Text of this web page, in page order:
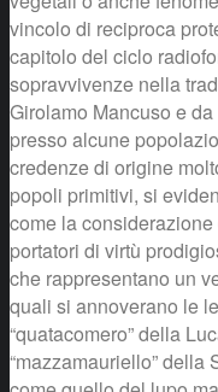
vincolo di reciproca
capitolo del ciclo
sopravvivenze nella
Girolamo Mancuso e
presso alcune
credenze di origine
popoli primitivi, si
come la
portatori di virtù
che rappresentano un
quali si annoverano le
“quatacomero” della
“mazzamauriello” della